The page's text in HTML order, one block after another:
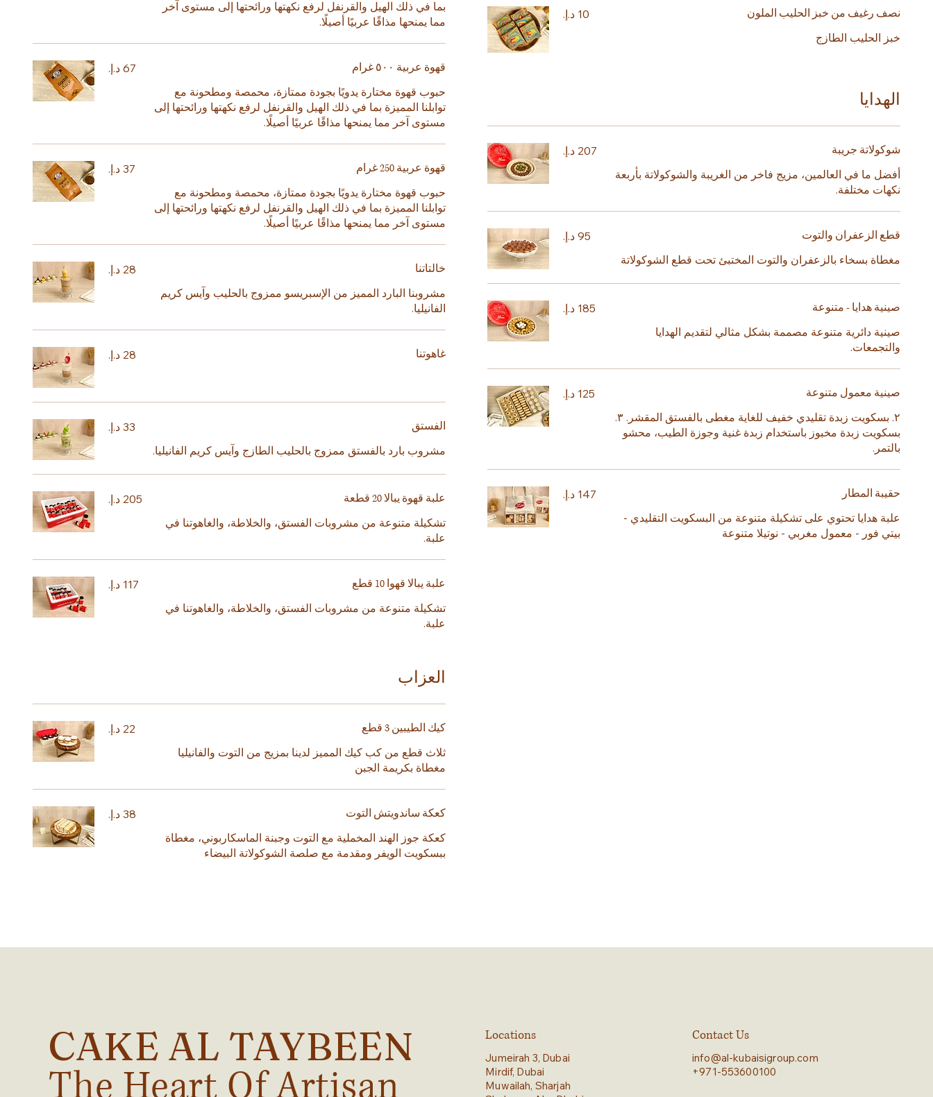
نصف رغيف من خبز الحليب الملون
خبز الحليب الطازج
الهدايا
شوكولاتة جريبة
أفضل ما في العالمين، مزيج فاخر من الغريبة والشوكولاتة بأربعة
نكهات مختلفة.
قطع الزعفران والتوت
مغطاة بسخاء بالزعفران والتوت المختبئ تحت قطع الشوكولاتة
صينية هدايا - متنوعة
صينية دائرية متنوعة مصممة بشكل مثالي لتقديم الهدايا
والتجمعات.
صينية معمول متنوعة
٢. بسكويت زبدة تقليدي خفيف للغاية مغطى بالفستق المقشر. ٣.
بسكويت زبدة مخبوز باستخدام زبدة غنية وجوزة الطيب، محشو
بالتمر.
حقيبة المطار
علبة هدايا تحتوي على تشكيلة متنوعة من البسكويت التقليدي -
بيتي فور - معمول مغربي - نوتيلا متنوعة
بما في ذلك الهيل والقرنفل لرفع نكهتها ورائحتها إلى مستوى آخر
مما يمنحها مذاقًا عربيًا أصيلًا.
قهوة عربية ٥٠٠ غرام
حبوب قهوة مختارة يدويًا بجودة ممتازة، محمصة ومطحونة مع
توابلنا المميزة بما في ذلك الهيل والقرنفل لرفع نكهتها ورائحتها إلى
مستوى آخر مما يمنحها مذاقًا عربيًا أصيلًا.
قهوة عربية 250 غرام
حبوب قهوة مختارة يدويًا بجودة ممتازة، محمصة ومطحونة مع
توابلنا المميزة بما في ذلك الهيل والقرنفل لرفع نكهتها ورائحتها إلى
مستوى آخر مما يمنحها مذاقًا عربيًا أصيلًا.
خالتاتنا
مشروبنا البارد المميز من الإسبريسو ممزوج بالحليب وآيس كريم
الفانيليا.
غاهوتنا
الفستق
مشروب بارد بالفستق ممزوج بالحليب الطازج وآيس كريم الفانيليا.
علبة قهوة يبالا 20 قطعة
تشكيلة متنوعة من مشروبات الفستق، والخلاطة، والغاهوتنا في
علبة.
علبة يبالا قهوا 10 قطع
تشكيلة متنوعة من مشروبات الفستق، والخلاطة، والغاهوتنا في
علبة.
العزاب
كيك الطيبين 3 قطع
ثلاث قطع من كب كيك المميز لدينا بمزيج من التوت والفانيليا
مغطاة بكريمة الجبن
كعكة ساندويتش التوت
كعكة جوز الهند المخملية مع التوت وجبنة الماسكاربوني، مغطاة
ببسكويت الويفر ومقدمة مع صلصة الشوكولاتة البيضاء
CAKE AL TAYBEEN
The Heart Of Artisan
Locations
Jumeirah 3, Dubai
Mirdif, Dubai
Muwailah, Sharjah
Contact Us
info@al-kubaisigroup.com
+971-553600100